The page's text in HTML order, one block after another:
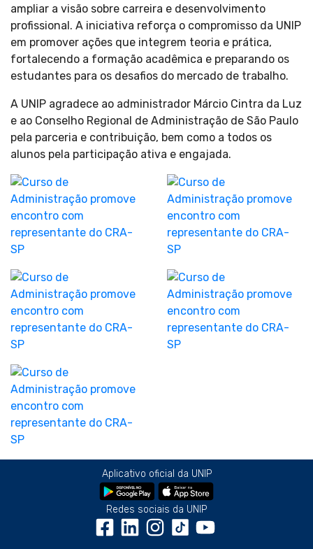
ampliar a visão sobre carreira e desenvolvimento
profissional. A iniciativa reforça o compromisso da UNIP
em promover ações que integrem teoria e prática,
fortalecendo a formação acadêmica e preparando os
estudantes para os desafios do mercado de trabalho.
A UNIP agradece ao administrador Márcio Cintra da Luz
e ao Conselho Regional de Administração de São Paulo
pela parceria e contribuição, bem como a todos os
alunos pela participação ativa e engajada.
Aplicativo oficial da UNIP
Redes sociais da UNIP